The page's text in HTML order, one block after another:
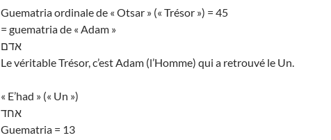
Guematria ordinale de « Otsar » (« Trésor ») = 45
= guematria de « Adam »
אדם
Le véritable Trésor, c’est Adam (l’Homme) qui a retrouvé le Un.
« E’had » (« Un »)
אחד
Guematria = 13